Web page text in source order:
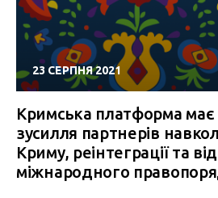
23 СЕРПНЯ 2021
Кримська платформа має
зусилля партнерів
Криму, реінтеграції та
міжнародного